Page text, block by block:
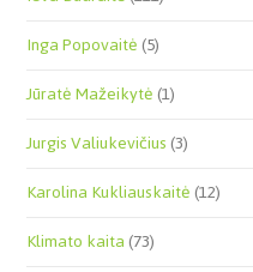
Inga Popovaitė(5)
Jūratė Mažeikytė(1)
Jurgis Valiukevičius(3)
Karolina Kukliauskaitė(12)
Klimato kaita(73)